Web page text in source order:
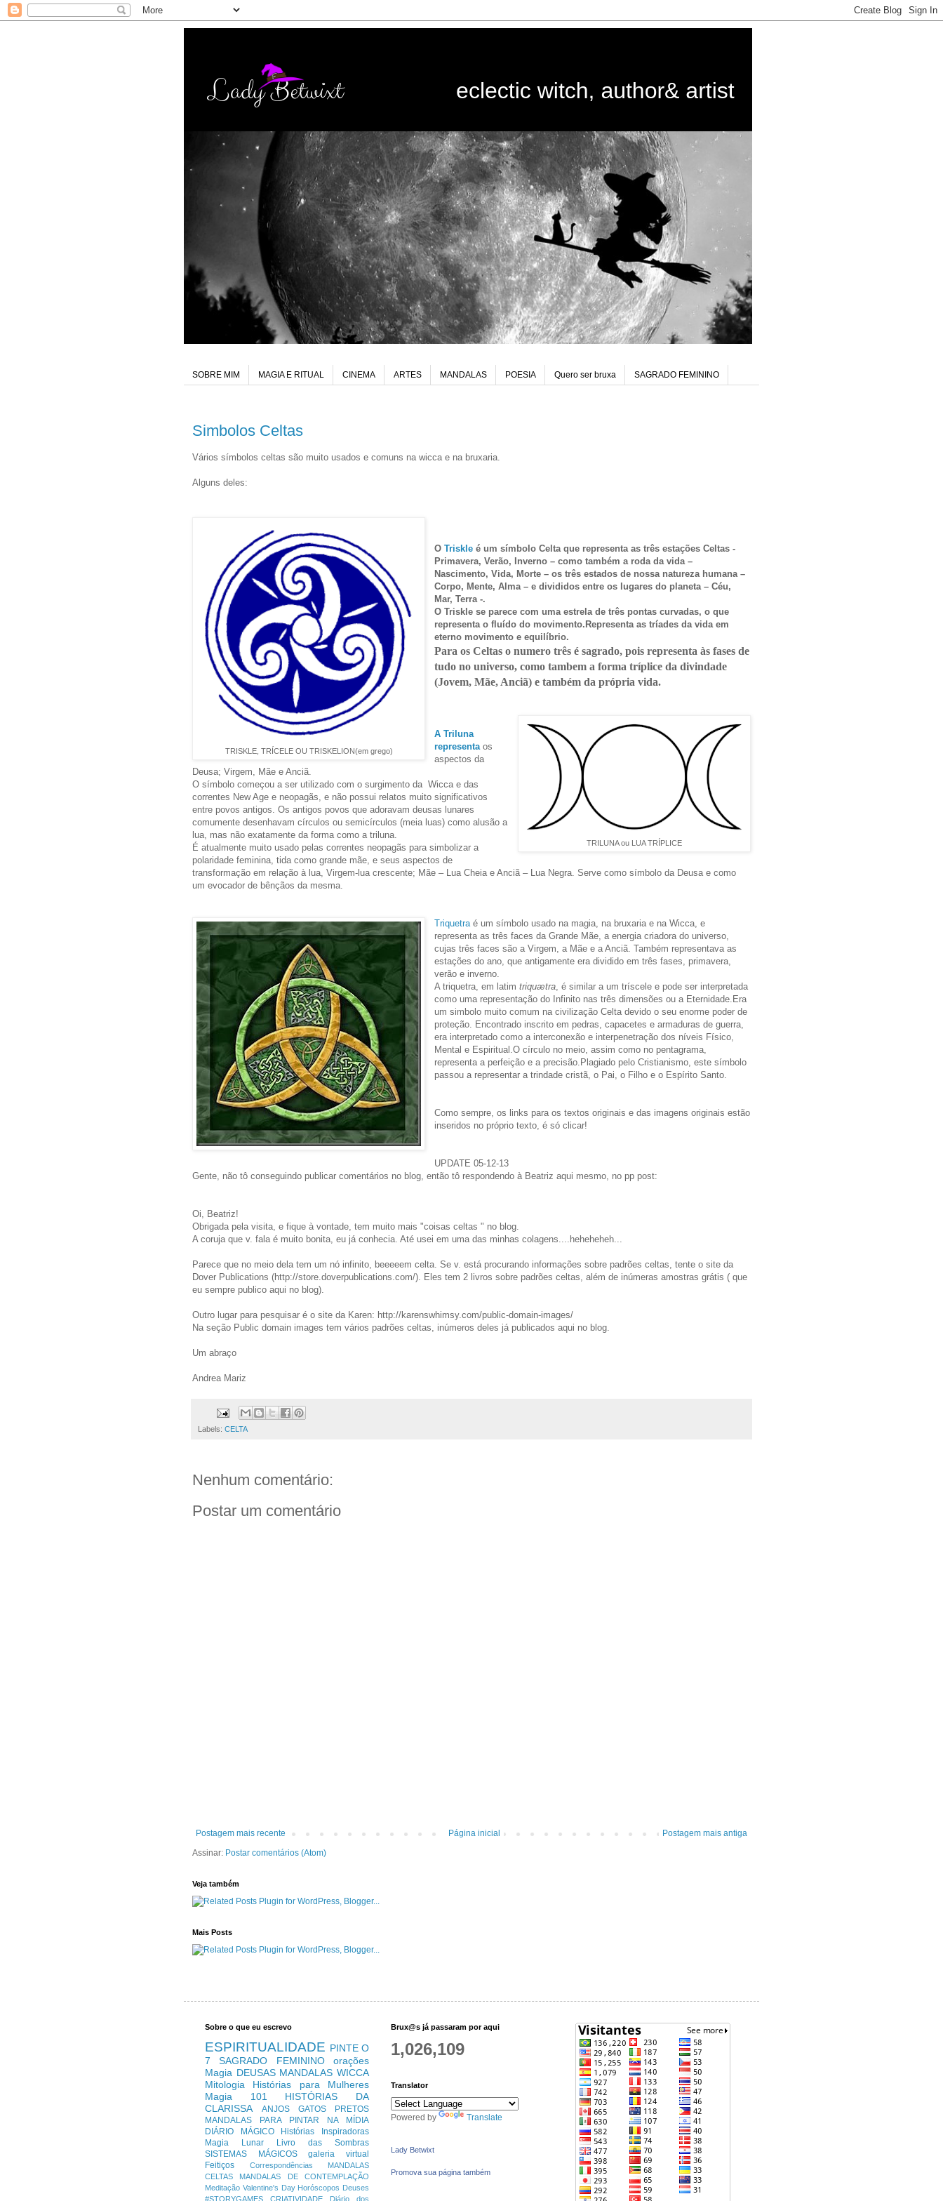
SOBRE MIM MAGIA E RITUAL CINEMA ARTES MANDALAS POESIA Quero ser bruxa SAGRADO FEMININO
Simbolos Celtas
Vários símbolos celtas são muito usados e comuns na wicca e na bruxaria.
Alguns deles:
TRISKLE, TRÍCELE OU TRISKELION(em grego)
OTriskleé um símbolo Celta que representa as três estações Celtas -
Primavera, Verão, Inverno – como também a roda da vida –
Nascimento, Vida, Morte – os três estados de nossa natureza humana –
Corpo, Mente, Alma – e divididos entre os lugares do planeta – Céu,
Mar, Terra -.
O Triskle se parece com uma estrela de três pontas curvadas, o que
representa o fluído do movimento.Representa as tríades da vida em
eterno movimento e equilíbrio.
Para os Celtas o numero três é sagrado, pois representa às fases de
tudo no universo, como tambem a forma tríplice da divindade
(Jovem, Mãe, Anciã) e também da própria vida.
TRILUNA ou LUA TRÍPLICE
A Triluna
representa os
aspectos da
Deusa; Virgem, Mãe e Anciã.
O símbolo começou a ser utilizado com o surgimento da Wicca e das
correntes New Age e neopagãs, e não possui relatos muito significativos
entre povos antigos. Os antigos povos que adoravam deusas lunares
comumente desenhavam círculos ou semicírculos (meia luas) como alusão a
lua, mas não exatamente da forma como a triluna.
É atualmente muito usado pelas correntes neopagãs para simbolizar a
polaridade feminina, tida como grande mãe, e seus aspectos de
transformação em relação à lua, Virgem-lua crescente; Mãe – Lua Cheia e Anciã – Lua Negra. Serve como símbolo da Deusa e como
um evocador de bênçãos da mesma.
Triquetraé um símbolo usado na magia, na bruxaria e na Wicca, e
representa as três faces da Grande Mãe, a energia criadora do universo,
cujas três faces são a Virgem, a Mãe e a Anciã. Também representava as
estações do ano, que antigamente era dividido em três fases, primavera,
verão e inverno.
A triquetra, em latimtriquætra, é similar a um tríscele e pode ser interpretada
como uma representação do Infinito nas três dimensões ou a Eternidade.Era
um simbolo muito comum na civilização Celta devido o seu enorme poder de
proteção. Encontrado inscrito em pedras, capacetes e armaduras de guerra,
era interpretado como a interconexão e interpenetração dos níveis Físico,
Mental e Espiritual.O círculo no meio, assim como no pentagrama,
representa a perfeição e a precisão.Plagiado pelo Cristianismo, este símbolo
passou a representar a trindade cristã, o Pai, o Filho e o Espírito Santo.
Como sempre, os links para os textos originais e das imagens originais estão
inseridos no próprio texto, é só clicar!
UPDATE 05-12-13
Gente, não tô conseguindo publicar comentários no blog, então tô respondendo à Beatriz aqui mesmo, no pp post:
Oi, Beatriz!
Obrigada pela visita, e fique à vontade, tem muito mais "coisas celtas " no blog.
A coruja que v. fala é muito bonita, eu já conhecia. Até usei em uma das minhas colagens....heheheheh...
Parece que no meio dela tem um nó infinito, beeeeem celta. Se v. está procurando informações sobre padrões celtas, tente o site da
Dover Publications (http://store.doverpublications.com/). Eles tem 2 livros sobre padrões celtas, além de inúmeras amostras grátis ( que
eu sempre publico aqui no blog).
Outro lugar para pesquisar é o site da Karen: http://karenswhimsy.com/public-domain-images/
Na seção Public domain images tem vários padrões celtas, inúmeros deles já publicados aqui no blog.
Um abraço
Andrea Mariz
Labels: CELTA
Nenhum comentário:
Postar um comentário
Postagem mais recente Postagem mais antiga
Página inicial
Assinar: Postar comentários (Atom)
Veja também
Mais Posts
Sobre o que eu escrevo
ESPIRITUALIDADE PINTE O
7
SAGRADO FEMININO
orações
Magia DEUSAS MANDALAS WICCA
Mitologia
Histórias para Mulheres
Magia 101
HISTÓRIAS DA
CLARISSA
ANJOS
GATOS PRETOS
MANDALAS PARA PINTAR
NA MÍDIA
DIÁRIO MÁGICO
Histórias Inspiradoras
Magia Lunar
Livro das Sombras
SISTEMAS MÁGICOS
galeria virtual
Feitiços
Correspondências
MANDALAS
CELTAS
MANDALAS DE CONTEMPLAÇÃO
Meditação Valentine's Day Horóscopos Deuses
#STORYGAMES
CRIATIVIDADE Diário dos
Brux@s já passaram por aqui
1,026,109
Translator
Powered by Translate
Lady Betwixt
Promova sua página também